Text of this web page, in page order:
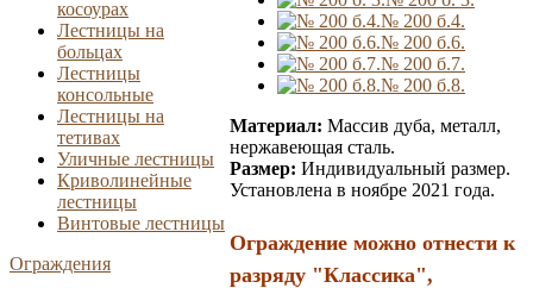
косоурах
Лестницы на
больцах
Лестницы
консольные
Лестницы на
тетивах
Уличные лестницы
Криволинейные
лестницы
Винтовые лестницы
Ограждения
№ 200 б.4.
№ 200 б.6.
№ 200 б.7.
№ 200 б.8.
Материал: Массив дуба, металл,
нержавеющая сталь.
Размер: Индивидуальный размер.
Установлена в ноябре 2021 года.
Ограждение можно отнести к
разряду "Классика",